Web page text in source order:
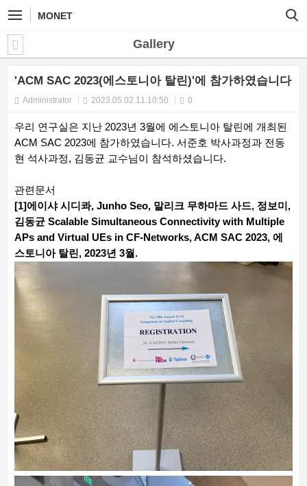
MONET
Gallery
'ACM SAC 2023(에스토니아 탈린)'에 참가하였습니다
Administrator 2023.05.02 11:10:50 0
우리 연구실은 지난 2023년 3월에 에스토니아 탈린에 개최된
ACM SAC 2023에 참가하였습니다. 서준호 박사과정과 전동
현 석사과정, 김동균 교수님이 참석하셨습니다.
관련문서
[1]에이샤 시디콰, Junho Seo, 말리크 무하마드 사드, 정보미,
김동균 Scalable Simultaneous Connectivity with Multiple
APs and Virtual UEs in CF-Networks, ACM SAC 2023, 에
스토니아 탈린, 2023년 3월.